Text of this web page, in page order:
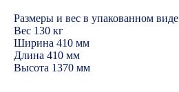
Размеры и вес в упакованном виде
Вес 130 кг
Ширина 410 мм
Длина 410 мм
Высота 1370 мм